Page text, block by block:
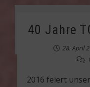
40 Jahre
28. April
2016 feiert